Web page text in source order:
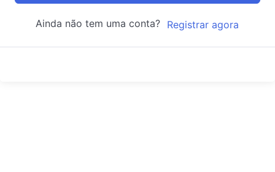
Ainda não tem uma conta? Registrar agora